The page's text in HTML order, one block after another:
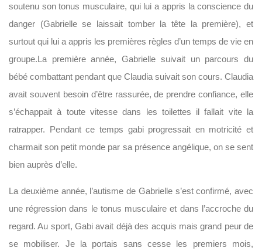
soutenu son tonus musculaire, qui lui a appris la conscience du
danger (Gabrielle se laissait tomber la tête la première), et
surtout qui lui a appris les premières règles d’un temps de vie en
groupe.La première année, Gabrielle suivait un parcours du
bébé combattant pendant que Claudia suivait son cours. Claudia
avait souvent besoin d’être rassurée, de prendre confiance, elle
s’échappait à toute vitesse dans les toilettes il fallait vite la
ratrapper. Pendant ce temps gabi progressait en motricité et
charmait son petit monde par sa présence angélique, on se sent
bien auprès d’elle.
La deuxième année, l’autisme de Gabrielle s’est confirmé, avec
une régression dans le tonus musculaire et dans l’accroche du
regard. Au sport, Gabi avait déjà des acquis mais grand peur de
se mobiliser. Je la portais sans cesse les premiers mois,